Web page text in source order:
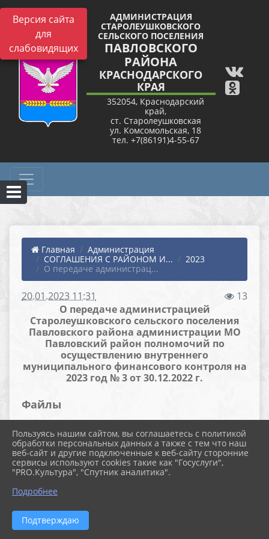
Версия сайта
для
слабовидящих
АДМИНИСТРАЦИЯ
СТАРОЛЕУШКОВСКОГО
СЕЛЬСКОГО ПОСЕЛЕНИЯ
ПАВЛОВСКОГО
РАЙОНА
КРАСНОДАРСКОГО
КРАЯ
352054, Краснодарский
край,
ст. Старолеушковская
ул. Комсомольская, 18
тел. +7(86191)4-55-67
Главная
Администрация
СОГЛАШЕНИЯ С РАЙОНОМ И...
2023
О передаче администрац...
20.01.2023 11:31
13
О передаче администрацией
Старолеушковского сельского поселения
Павловского района администрации МО
Павловский район полномочий по
осуществлению внутреннего
муниципального финансового контроля на
2023 год № 3 от 30.12.2022 г.
Файлы
Соглашение 3 от 30.12.2022 (7.4 MiB)
Пользуясь нашим сайтом, вы соглашаетесь с политикой
обработки персональных данных а также с тем что наш
веб-сайт и другие подключенные к веб-сайту сторонние
сервисы используют cookies такие как "Госуслуги",
"PRO.Культура", "Спутник аналитика".
Подробнее
Подтверждаю